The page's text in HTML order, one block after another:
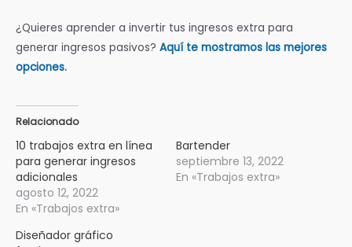
¿Quieres aprender a invertir tus ingresos extra para
generar ingresos pasivos? Aquí te mostramos las mejores
opciones.
Relacionado
10 trabajos extra en línea
para generar ingresos
adicionales
agosto 12, 2022
En «Trabajos extra»
Bartender
septiembre 13, 2022
En «Trabajos extra»
Diseñador gráfico